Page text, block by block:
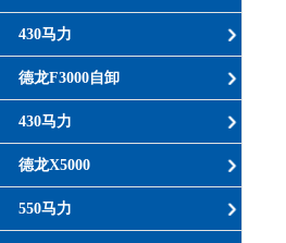
430马力
德龙F3000自卸
430马力
德龙X5000
550马力